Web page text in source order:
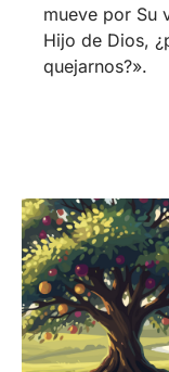
mueve por Su
Hijo de Dios,
quejarnos?».